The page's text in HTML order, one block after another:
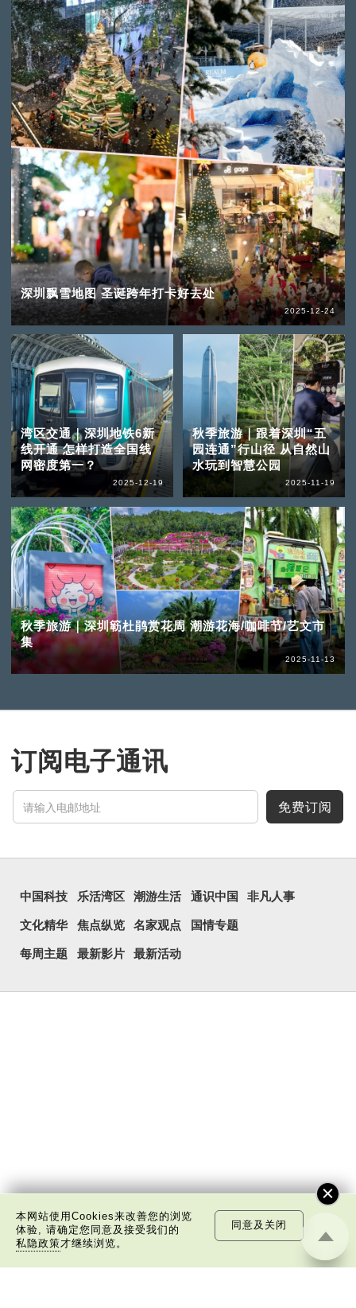
深圳飘雪地图 圣诞跨年打卡好去处
2025-12-24
湾区交通｜深圳地铁6新
线开通 怎样打造全国线
网密度第一？
2025-12-19
秋季旅游｜跟着深圳“五
园连通”行山径 从自然山
水玩到智慧公园
2025-11-19
秋季旅游｜深圳簕杜鹃赏花周 潮游花海/咖啡节/艺文市
集
2025-11-13
订阅电子通讯
免费订阅
中国科技 乐活湾区 潮游生活 通识中国 非凡人事
文化精华 焦点纵览 名家观点 国情专题
每周主题 最新影片 最新活动
本网站使用Cookies来改善您的浏览
体验, 请确定您同意及接受我们的
私隐政策才继续浏览。
同意及关闭